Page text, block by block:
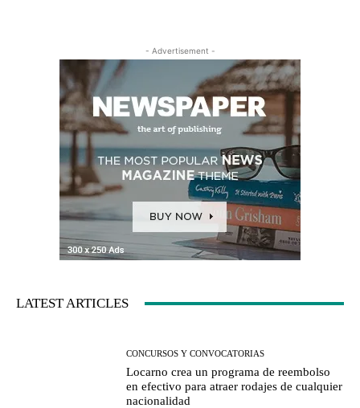
- Advertisement -
LATEST ARTICLES
CONCURSOS Y CONVOCATORIAS
Locarno crea un programa de reembolso
en efectivo para atraer rodajes de cualquier
nacionalidad